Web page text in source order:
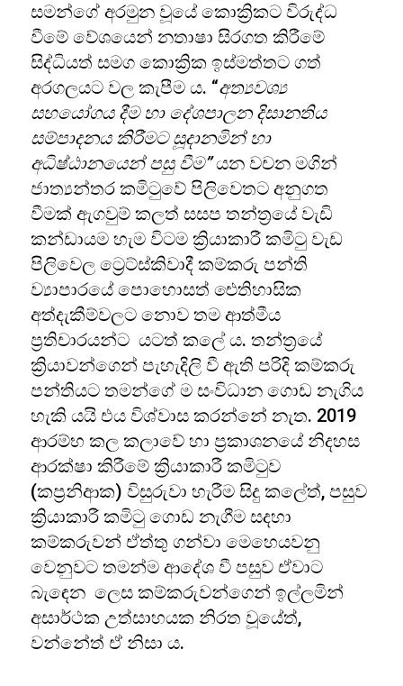
සමන්ගේ අරමුන වූයේ කොක්‍රිකට විරුද්ධ
වීමේ වේශයෙන් නතාෂා සිරගත කිරීමේ
සිද්ධියත් සමග කොක්‍රික ඉස්මත්තට ගත්
අරගලයට වල කැපීම ය. “අත්‍යවශ්‍ය
සහයෝගය දීම හා දේශපාලන දිසානතිය
සම්පාදනය කිරීමට සූදානමින් හා
අධිෂ්ඨානයෙන් පසු වීම”යන වචන මගින්
ජාත්‍යන්තර කමිටුවේ පිලිවෙතට අනුගත
වීමක් ඇගවුම් කලත් සසප තන්ත්‍රයේ වැඩි
කන්ඩායම හැම විටම ක්‍රියාකාරී කමිටු වැඩ
පිලිවෙල ට්‍රෙට්ස්කිවාදී කම්කරු පන්ති
ව්‍යාපාරයේ පොහොසත් ඓතිහාසික
අත්දැකීම්වලට නොව තම ආත්මීය
ප්‍රතිචාරයන්ට යටත් කලේ ය. තන්ත්‍රයේ
ක්‍රියාවන්ගෙන් පැහැදිලි වී ඇති පරිදි කම්කරු
පන්තියට තමන්ගේ ම සංවිධාන ගොඩ නැගිය
හැකි යයි එය විශ්වාස කරන්නේ නැත. 2019
ආරම්භ කල කලාවේ හා ප්‍රකාශනයේ නිදහස
ආරක්ෂා කිරීමේ ක්‍රියාකාරී කමිටුව
(කප්‍රනිආක) විසුරුවා හැරීම සිදු කලේත්, පසුව
ක්‍රියාකාරී කමිටු ගොඩ නැගීම සදහා
කම්කරුවන් ඒත්තු ගන්වා මෙහෙයවනු
වෙනුවට තමන්ම ආදේශ වී පසුව ඒවාට
බැඳෙන ලෙස කම්කරුවන්ගෙන් ඉල්ලමින්
අසාර්ථක උත්සාහයක නිරත වූයේත්,
වන්නේත් ඒ නිසා ය.